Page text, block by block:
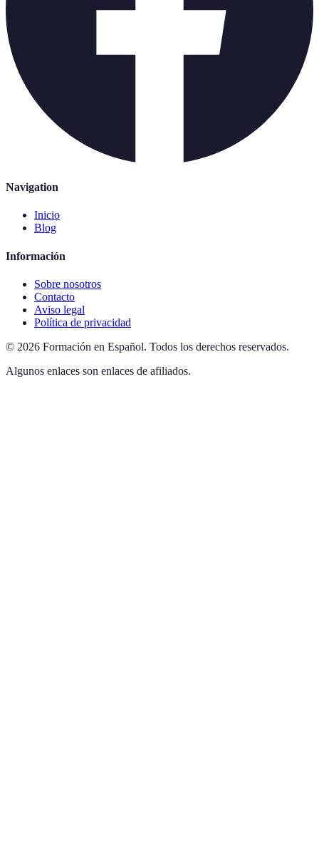
Navigation
Inicio
Blog
Información
Sobre nosotros
Contacto
Aviso legal
Política de privacidad
© 2026 Formación en Español. Todos los derechos reservados.
Algunos enlaces son enlaces de afiliados.